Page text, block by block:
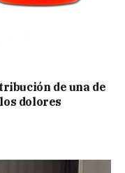
de una de
dolores